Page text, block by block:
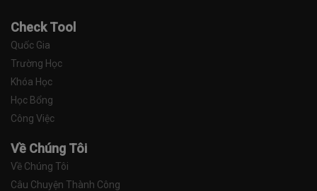
Check Tool
Quốc Gia
Trường Học
Khóa Học
Học Bổng
Công Việc
Về Chúng Tôi
Về Chúng Tôi
Câu Chuyện Thành Công